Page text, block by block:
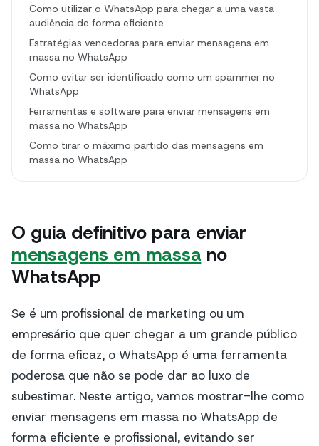
Como utilizar o WhatsApp para chegar a uma vasta
audiência de forma eficiente
Estratégias vencedoras para enviar mensagens em
massa no WhatsApp
Como evitar ser identificado como um spammer no
WhatsApp
Ferramentas e software para enviar mensagens em
massa no WhatsApp
Como tirar o máximo partido das mensagens em
massa no WhatsApp
O guia definitivo para enviar
mensagens em massa no
WhatsApp
Se é um profissional de marketing ou um
empresário que quer chegar a um grande público
de forma eficaz, o WhatsApp é uma ferramenta
poderosa que não se pode dar ao luxo de
subestimar. Neste artigo, vamos mostrar-lhe como
enviar mensagens em massa no WhatsApp de
forma eficiente e profissional, evitando ser